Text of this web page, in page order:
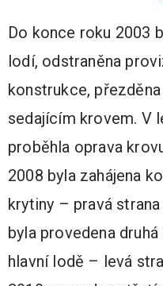
Do konce roku 2003
lodí, odstraněna
konstrukce,
sedajícím krovem. V
proběhla oprava
2008 byla zahájena
krytiny – pravá
byla provedena
hlavní lodě – levá